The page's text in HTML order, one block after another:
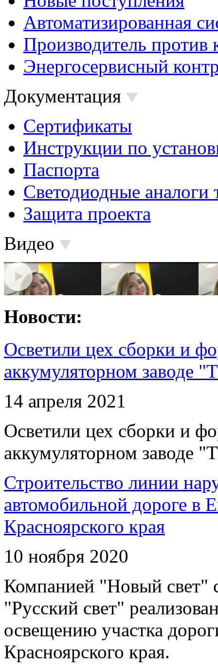
Автоматизированная
Производитель против
Энергосервисный
Документация
Сертификаты
Инструкции по
Паспорта
Светодиодные аналоги
Защита проекта
Видео
Новости:
Осветили цех сборки и
аккумуляторном заводе
14 апреля 2021
Осветили цех сборки и
аккумуляторном заводе
Строительство линии
автомобильной дороге в
Красноярского края
10 ноября 2020
Компанией "Новый свет"
"Русский свет"
освещению участка
Красноярского края.